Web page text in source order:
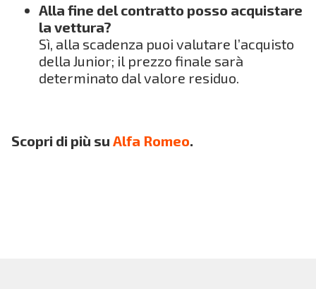
Alla fine del contratto posso acquistare
la vettura?
Sì, alla scadenza puoi valutare l’acquisto
della Junior; il prezzo finale sarà
determinato dal valore residuo.
Scopri di più su Alfa Romeo.